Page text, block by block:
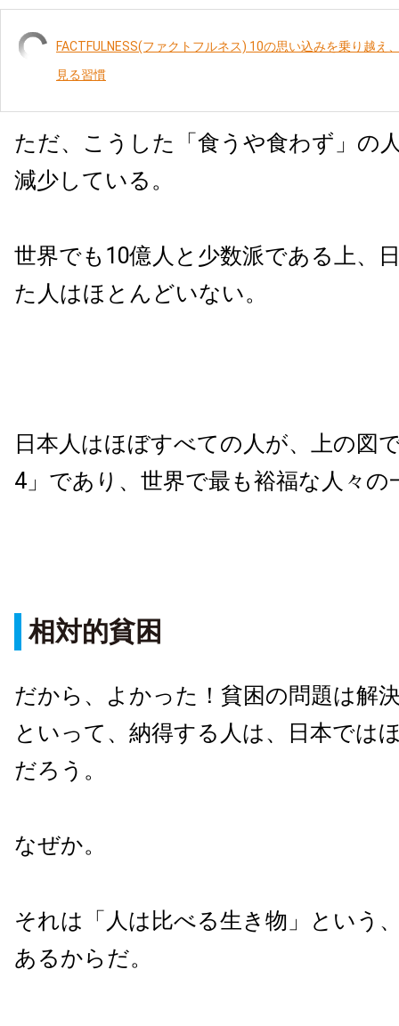
FACTFULNESS(ファクトフルネス) 10の思い込みを乗り越え
見る習慣
ただ、こうした「食うや食わず」の
減少している。
世界でも10億人と少数派である上、
た人はほとんどいない。
日本人はほぼすべての人が、上の図
4」であり、世界で最も裕福な人々の
相対的貧困
だから、よかった！貧困の問題は解
といって、納得する人は、日本では
だろう。
なぜか。
それは「人は比べる生き物」という
あるからだ。